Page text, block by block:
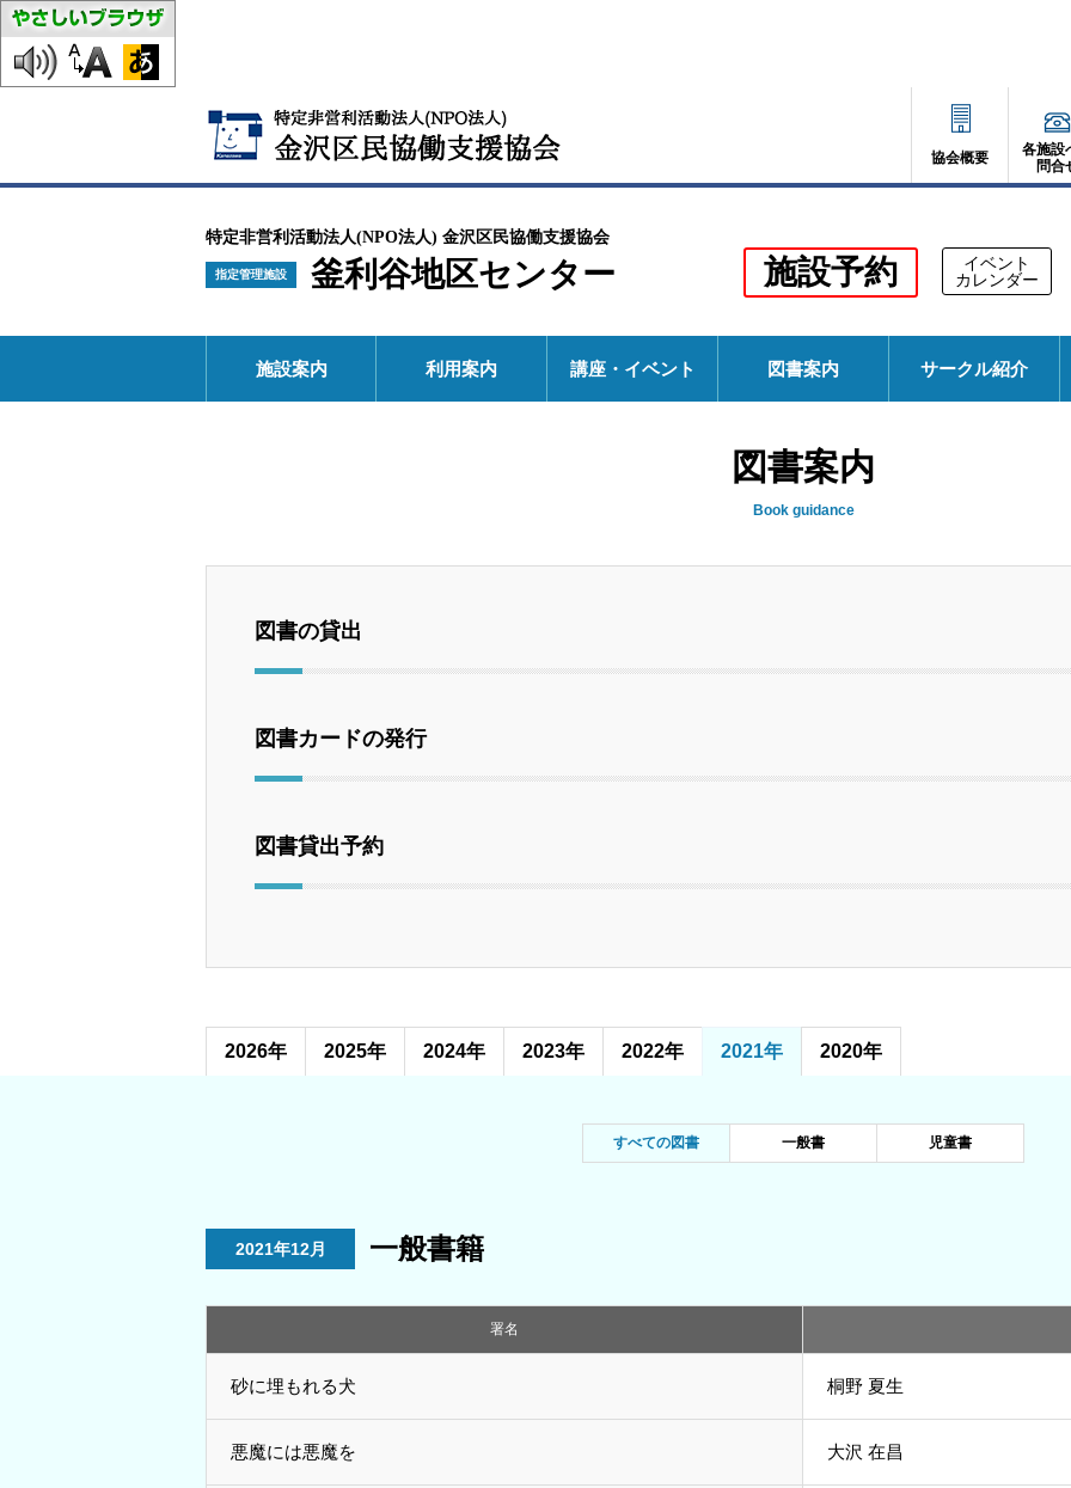
協会概要
各施設
問合
特定非営利活動法人(NPO法人) 金沢区民協働支援協会
指定管理施設 釜利谷地区センター 施設予約別
ウ
ィ
ン
ド
イベント
カレンダー
ウ
施設案内 利用案内 講座・イベント 図書案内 サークル紹介
図書案内
Book guidance
図書の貸出
図書カードの発行
図書貸出予約
2026年 2025年 2024年 2023年 2022年 2021年 2020年
すべての図書 一般書 児童書
2021年12月 一般書籍
署名
砂に埋もれる犬 桐野 夏生
悪魔には悪魔を 大沢 在昌